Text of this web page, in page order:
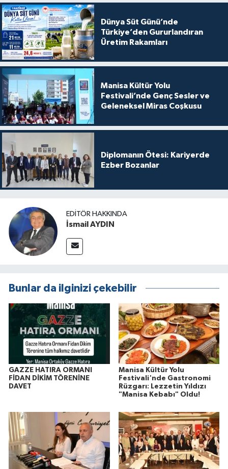
Dünya Süt Günü’nde
Türkiye’den Gururlandıran
Üretim Rakamları
Manisa Kültür Yolu
Festivali’nde Genç Sesler ve
Geleneksel Miras Coşkusu
Diplomanın Ötesi: Kariyerde
Ezber Bozanlar
EDITÖR HAKKINDA
İsmail AYDIN
Bunlar da ilginizi çekebilir
GAZZE HATIRA ORMANI
FİDAN DİKİM TÖRENİNE
DAVET
Manisa Kültür Yolu
Festivali'nde Gastronomi
Rüzgarı: Lezzetin Yıldızı
"Manisa Kebabı" Oldu!